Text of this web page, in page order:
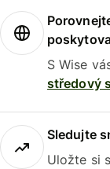
S Wise
středový
Sledujte
Uložte si